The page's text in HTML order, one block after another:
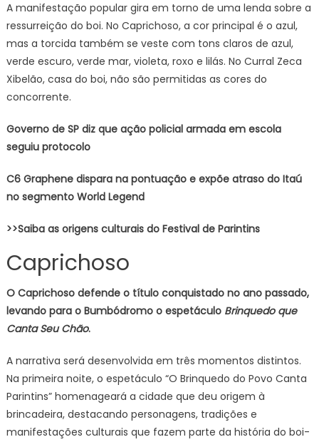
A manifestação popular gira em torno de uma lenda sobre a
ressurreição do boi. No Caprichoso, a cor principal é o azul,
mas a torcida também se veste com tons claros de azul,
verde escuro, verde mar, violeta, roxo e lilás. No Curral Zeca
Xibelão, casa do boi, não são permitidas as cores do
concorrente.
Governo de SP diz que ação policial armada em escola
seguiu protocolo
C6 Graphene dispara na pontuação e expõe atraso do Itaú
no segmento World Legend
>>Saiba as origens culturais do Festival de Parintins
Caprichoso
O Caprichoso defende o título conquistado no ano passado,
levando para o Bumbódromo o espetáculo Brinquedo que
Canta Seu Chão.
A narrativa será desenvolvida em três momentos distintos.
Na primeira noite, o espetáculo “O Brinquedo do Povo Canta
Parintins” homenageará a cidade que deu origem à
brincadeira, destacando personagens, tradições e
manifestações culturais que fazem parte da história do boi-